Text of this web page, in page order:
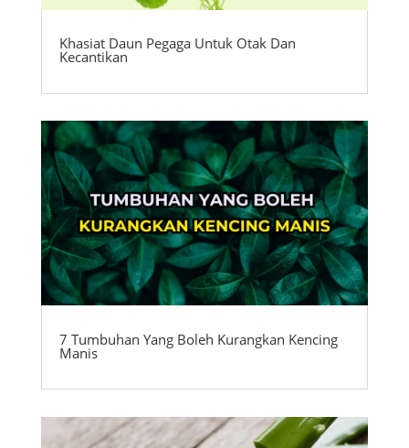
Khasiat Daun Pegaga Untuk Otak Dan
Kecantikan
7 Tumbuhan Yang Boleh Kurangkan Kencing
Manis